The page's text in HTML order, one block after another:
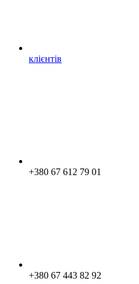
клієнтів
+380 67 612 79 01
+380 67 443 82 92